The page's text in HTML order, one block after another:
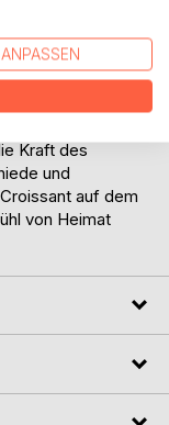
lange bevor
müssen
von Dr.
Aufbruch zum
Kraft des
und
auf dem
von Heimat
ANPASSEN